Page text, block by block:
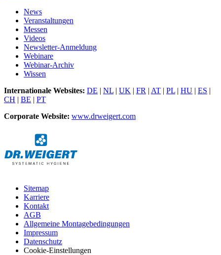
News
Veranstaltungen
Messen
Videos
Newsletter-Anmeldung
Webinare
Webinar-Archiv
Wissen
Internationale Websites: DE | NL | UK | FR | AT | PL | HU | ES |
CH | BE | PT
Corporate Website: www.drweigert.com
Sitemap
Karriere
Kontakt
AGB
Allgemeine Montagebedingungen
Impressum
Datenschutz
Cookie-Einstellungen